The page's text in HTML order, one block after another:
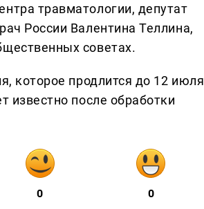
травматологии, депутат
России Валентина Теллина,
советах.
которое продлится до 12 июля
известно после обработки
0 0